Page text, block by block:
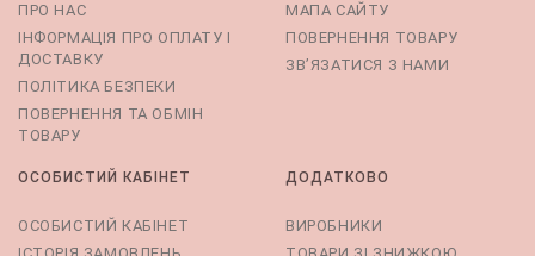
ПРО НАС
ІНФОРМАЦІЯ ПРО ОПЛАТУ І
ДОСТАВКУ
ПОЛІТИКА БЕЗПЕКИ
ПОВЕРНЕННЯ ТА ОБМІН
ТОВАРУ
МАПА САЙТУ
ПОВЕРНЕННЯ ТОВАРУ
ЗВ’ЯЗАТИСЯ З НАМИ
ОСОБИСТИЙ КАБІНЕТ
ОСОБИСТИЙ КАБІНЕТ
ДОДАТКОВО
ВИРОБНИКИ